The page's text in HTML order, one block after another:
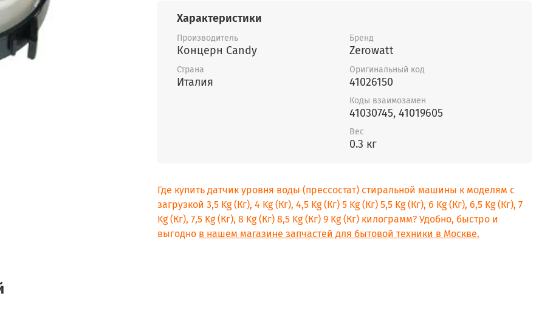
Характеристики
Производитель
Концерн Candy
Бренд
Zerowatt
Страна
Италия
Оригинальный код
41026150
Коды взаимозамен
41030745, 41019605
Вес
0.3 кг
Где купить датчик уровня воды (прессостат) стиральной машины к моделям с
загрузкой 3,5 Kg (Кг), 4 Kg (Кг), 4,5 Kg (Кг) 5 Kg (Кг) 5,5 Kg (Кг), 6 Kg (Кг), 6,5 Kg (Кг), 7
Kg (Кг), 7,5 Kg (Кг), 8 Kg (Кг) 8,5 Kg (Кг) 9 Kg (Кг) килограмм? Удобно, быстро и
выгодно в нашем магазине запчастей для бытовой техники в Москве.